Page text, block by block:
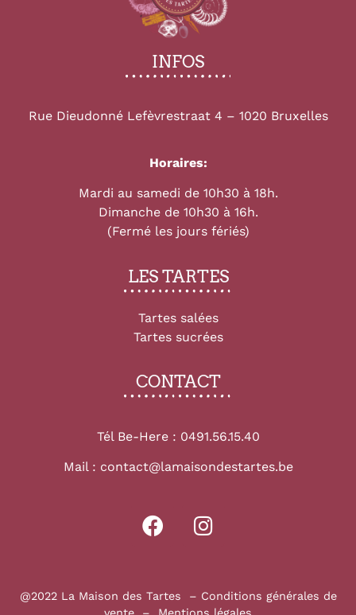
INFOS
Rue Dieudonné Lefèvrestraat 4 – 1020 Bruxelles
Horaires:
Mardi au samedi de 10h30 à 18h.
Dimanche de 10h30 à 16h.
(Fermé les jours fériés)
LES TARTES
Tartes salées
Tartes sucrées
CONTACT
Tél Be-Here : 0491.56.15.40
Mail : contact@lamaisondestartes.be
@2022 La Maison des Tartes – Conditions générales de